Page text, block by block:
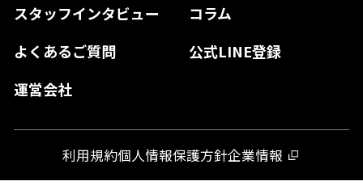
スタッフインタビュー
コラム
よくあるご質問
公式LINE登録
運営会社
熊本県
宮崎県
利用規約個人情報保護方針企業情報